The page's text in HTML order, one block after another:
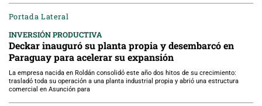
Portada Lateral
INVERSIÓN PRODUCTIVA
Deckar inauguró su planta propia y desembarcó en
Paraguay para acelerar su expansión
La empresa nacida en Roldán consolidó este año dos hitos de su crecimiento:
trasladó toda su operación a una planta industrial propia y abrió una estructura
comercial en Asunción para